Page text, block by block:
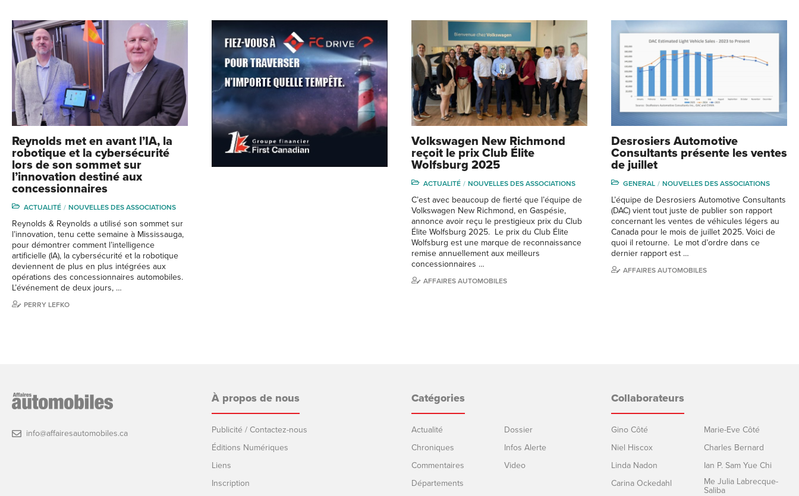
Reynolds met en avant l’IA, la
robotique et la cybersécurité
lors de son sommet sur
l’innovation destiné aux
concessionnaires
ACTUALITÉ NOUVELLES DES ASSOCIATIONS
Reynolds & Reynolds a utilisé son sommet sur
l’innovation, tenu cette semaine à Mississauga,
pour démontrer comment l’intelligence
artificielle (IA), la cybersécurité et la robotique
deviennent de plus en plus intégrées aux
opérations des concessionnaires automobiles.
L’événement de deux jours, …
PERRY LEFKO
Volkswagen New Richmond
reçoit le prix Club Élite
Wolfsburg 2025
ACTUALITÉ NOUVELLES DES ASSOCIATIONS
C’est avec beaucoup de fierté que l’équipe de
Volkswagen New Richmond, en Gaspésie,
annonce avoir reçu le prestigieux prix du Club
Élite Wolfsburg 2025. Le prix du Club Élite
Wolfsburg est une marque de reconnaissance
remise annuellement aux meilleurs
concessionnaires …
AFFAIRES AUTOMOBILES
Desrosiers Automotive
Consultants présente les ventes
de juillet
GENERAL NOUVELLES DES ASSOCIATIONS
L’équipe de Desrosiers Automotive Consultants
(DAC) vient tout juste de publier son rapport
concernant les ventes de véhicules légers au
Canada pour le mois de juillet 2025. Voici de
quoi il retourne. Le mot d’ordre dans ce
dernier rapport est …
AFFAIRES AUTOMOBILES
info@affairesautomobiles.ca
À propos de nous
Publicité / Contactez-nous
Éditions Numériques
Liens
Inscription
Catégories
Actualité
Chroniques
Commentaires
Départements
Dossier
Infos Alerte
Video
Collaborateurs
Gino Côté
Niel Hiscox
Linda Nadon
Carina Ockedahl
Marie-Eve Côté
Charles Bernard
Ian P. Sam Yue Chi
Me Julia Labrecque-
Saliba